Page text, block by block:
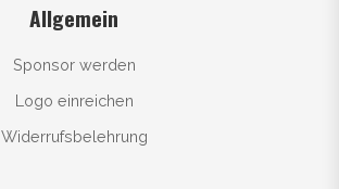
Allgemein
Sponsor werden
Logo einreichen
Widerrufsbelehrung